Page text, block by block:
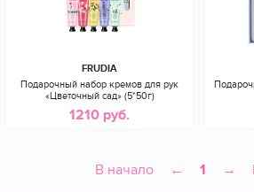
FRUDIA
Подарочный набор кремов для рук
«Цветочный сад» (5*50г)
1210 руб.
В начало ← 1 →